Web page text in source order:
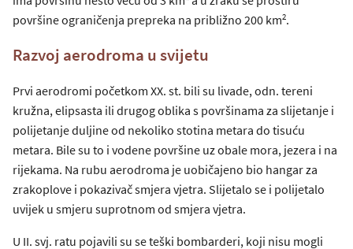
površine ograničenja prepreka na približno 200 km2.
Razvoj aerodroma u svijetu
Prvi aerodromi početkom XX. st. bili su livade, odn. tereni
kružna, elipsasta ili drugog oblika s površinama za slijetanje i
polijetanje duljine od nekoliko stotina metara do tisuću
metara. Bile su to i vodene površine uz obale mora, jezera i na
rijekama. Na rubu aerodroma je uobičajeno bio hangar za
zrakoplove i pokazivač smjera vjetra. Slijetalo se i polijetalo
uvijek u smjeru suprotnom od smjera vjetra.
U II. svj. ratu pojavili su se teški bombarderi, koji nisu mogli